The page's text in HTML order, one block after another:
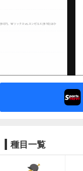
種目一覧